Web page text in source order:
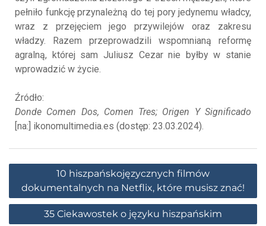
pełniło funkcję przynależną do tej pory jedynemu władcy,
wraz z przejęciem jego przywilejów oraz zakresu
władzy. Razem przeprowadzili wspomnianą reformę
agralną, której sam Juliusz Cezar nie byłby w stanie
wprowadzić w życie.
Źródło:
Donde Comen Dos, Comen Tres; Origen Y Significado
[na:] ikonomultimedia.es (dostęp: 23.03.2024).
10 hiszpańskojęzycznych filmów
dokumentalnych na Netflix, które musisz znać!
35 Ciekawostek o języku hiszpańskim